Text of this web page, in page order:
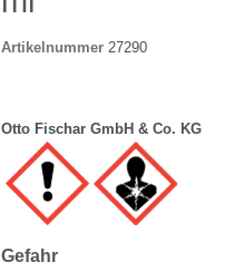
Artikelnummer 27290
Otto Fischar GmbH & Co. KG
Gefahr